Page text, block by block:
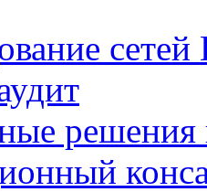
решения